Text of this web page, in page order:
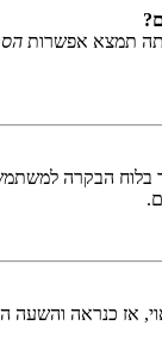
תמצא אפשרות
הבקרה למשתמש
אז כנראה